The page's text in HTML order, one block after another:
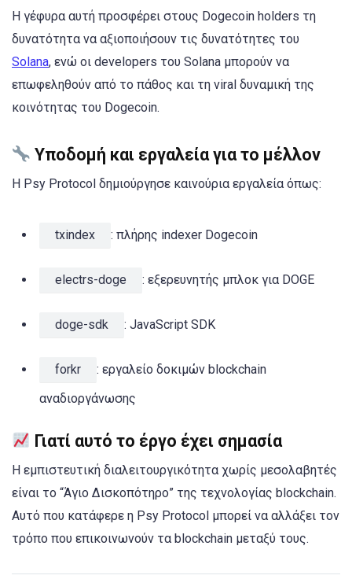
Η γέφυρα αυτή προσφέρει στους Dogecoin holders τη
δυνατότητα να αξιοποιήσουν τις δυνατότητες του
Solana, ενώ οι developers του Solana μπορούν να
επωφεληθούν από το πάθος και τη viral δυναμική της
κοινότητας του Dogecoin.
Υποδομή και εργαλεία για το μέλλον
Η Psy Protocol δημιούργησε καινούρια εργαλεία όπως:
txindex : πλήρης indexer Dogecoin
electrs-doge : εξερευνητής μπλοκ για DOGE
doge-sdk : JavaScript SDK
forkr
: εργαλείο δοκιμών blockchain
αναδιοργάνωσης
Γιατί αυτό το έργο έχει σημασία
Η εμπιστευτική διαλειτουργικότητα χωρίς μεσολαβητές
είναι το “Άγιο Δισκοπότηρο” της τεχνολογίας blockchain.
Αυτό που κατάφερε η Psy Protocol μπορεί να αλλάξει τον
τρόπο που επικοινωνούν τα blockchain μεταξύ τους.